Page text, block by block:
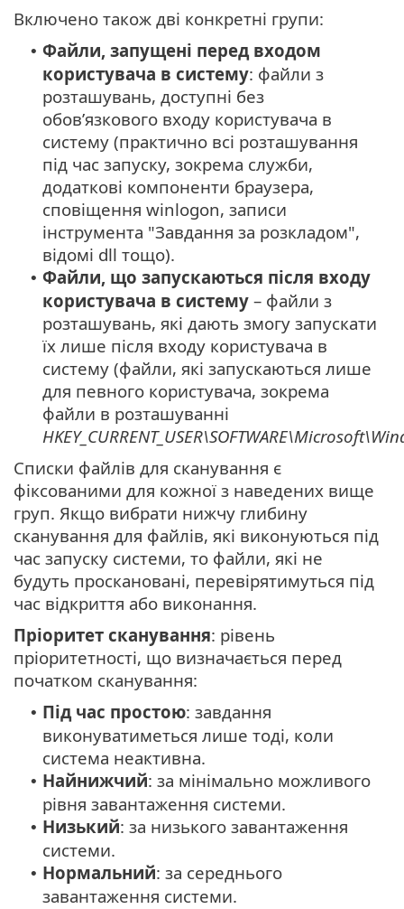
Включено також дві конкретні групи:
• Файли, запущені перед входом
користувача в систему: файли з
розташувань, доступні без
обов’язкового входу користувача в
систему (практично всі розташування
під час запуску, зокрема служби,
додаткові компоненти браузера,
сповіщення winlogon, записи
інструмента "Завдання за розкладом",
відомі dll тощо).
• Файли, що запускаються після входу
користувача в систему – файли з
розташувань, які дають змогу запускати
їх лише після входу користувача в
систему (файли, які запускаються лише
для певного користувача, зокрема
файли в розташуванні
Списки файлів для сканування є
фіксованими для кожної з наведених вище
груп. Якщо вибрати нижчу глибину
сканування для файлів, які виконуються під
час запуску системи, то файли, які не
будуть проскановані, перевірятимуться під
час відкриття або виконання.
Пріоритет сканування: рівень
пріоритетності, що визначається перед
початком сканування:
• Під час простою: завдання
виконуватиметься лише тоді, коли
система неактивна.
• Найнижчий: за мінімально можливого
рівня завантаження системи.
• Низький: за низького завантаження
системи.
• Нормальний: за середнього
завантаження системи.